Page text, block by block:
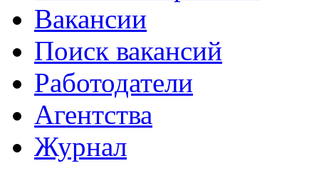
Вакансии
Поиск вакансий
Работодатели
Агентства
Журнал